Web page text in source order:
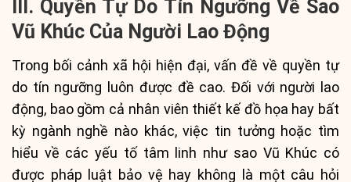
III. Quyền Tự Do Tín Ngưỡng Về Sao
Vũ Khúc Của Người Lao Động
Trong bối cảnh xã hội hiện đại, vấn đề về quyền tự
do tín ngưỡng luôn được đề cao. Đối với người lao
động, bao gồm cả nhân viên thiết kế đồ họa hay bất
kỳ ngành nghề nào khác, việc tin tưởng hoặc tìm
hiểu về các yếu tố tâm linh như sao Vũ Khúc có
được pháp luật bảo vệ hay không là một câu hỏi